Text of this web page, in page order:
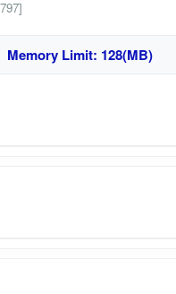
Limit: 128(MB)